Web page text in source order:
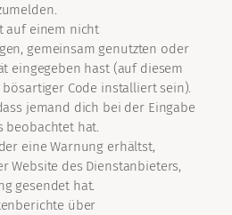
auf einem nicht
gemeinsam genutzten oder
eingegeben hast (auf diesem
Code installiert sein).
jemand dich bei der Eingabe
beobachtet hat.
eine Warnung erhältst,
Website des Dienstanbieters,
gesendet hat.
über